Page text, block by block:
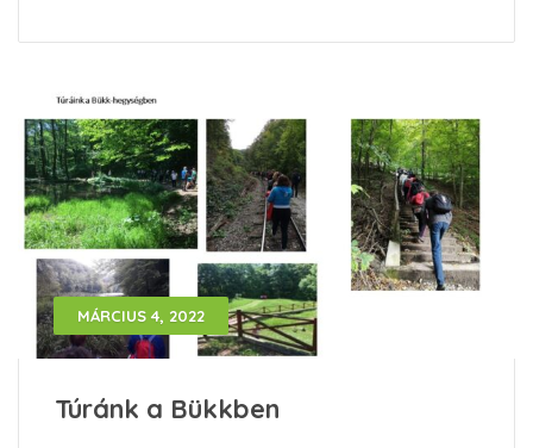
MÁRCIUS 4, 2022
Túránk a Bükkben